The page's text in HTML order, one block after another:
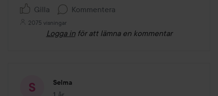
Gilla Kommentera
2075 visningar
Logga in för att lämna en kommentar
Selma